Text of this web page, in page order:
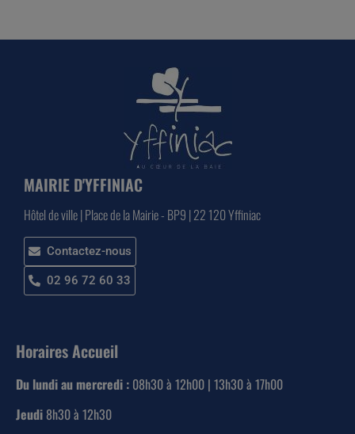
MAIRIE D'YFFINIAC
Hôtel de ville | Place de la Mairie - BP9 | 22 120 Yffiniac
Contactez-nous
02 96 72 60 33
Horaires Accueil
Du lundi au mercredi : 08h30 à 12h00 | 13h30 à 17h00
Jeudi 8h30 à 12h30